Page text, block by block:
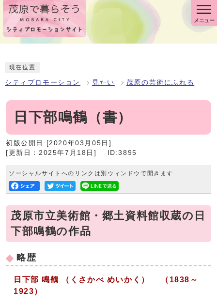
メニュー
現在位置
シティプロモーション 見たい 茂原の芸術にふれる
日下部鳴鶴（書）
初版公開日:[2020年03月05日]
[更新日：2025年7月18日]
ID:3895
ソーシャルサイトへのリンクは別ウィンドウで開きます
茂原市立美術館・郷土資料館収蔵の日
下部鳴鶴の作品
略歴
日下部 鳴鶴 （くさかべ めいかく） （1838～
1923）